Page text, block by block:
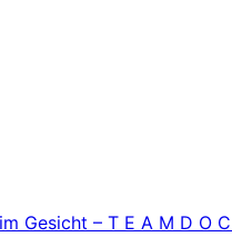
Gesicht – T E A M D O